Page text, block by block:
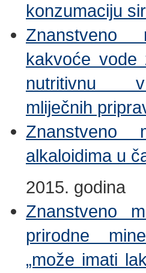
konzumaciju
kakvoće vode
nutritivnu
mliječnih
Znanstveno
alkaloidima u
2015. godina
Znanstveno
prirodne
„može imati